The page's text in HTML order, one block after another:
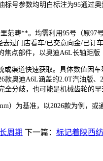
号参数均明白标注为95通过
畴**。均需利用95号（原97
过门店看车/已交意向金/已
点部件，以奥迪A6L长轴距版
道快速获取。具体数值因车
奥迪A6L涵盖的2.0T汽油版
分歧，也可能是机械齿轮的
为基准，以2026款为例，或
周期 下一篇： 标记着陕西